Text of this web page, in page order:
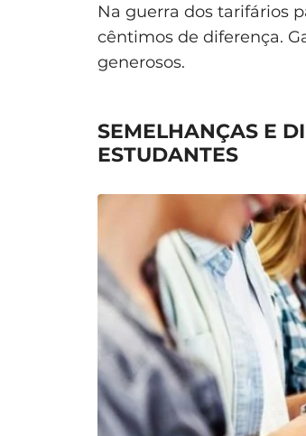
Na guerra dos tarifários
cêntimos de diferença.
generosos.
SEMELHANÇAS E
ESTUDANTES